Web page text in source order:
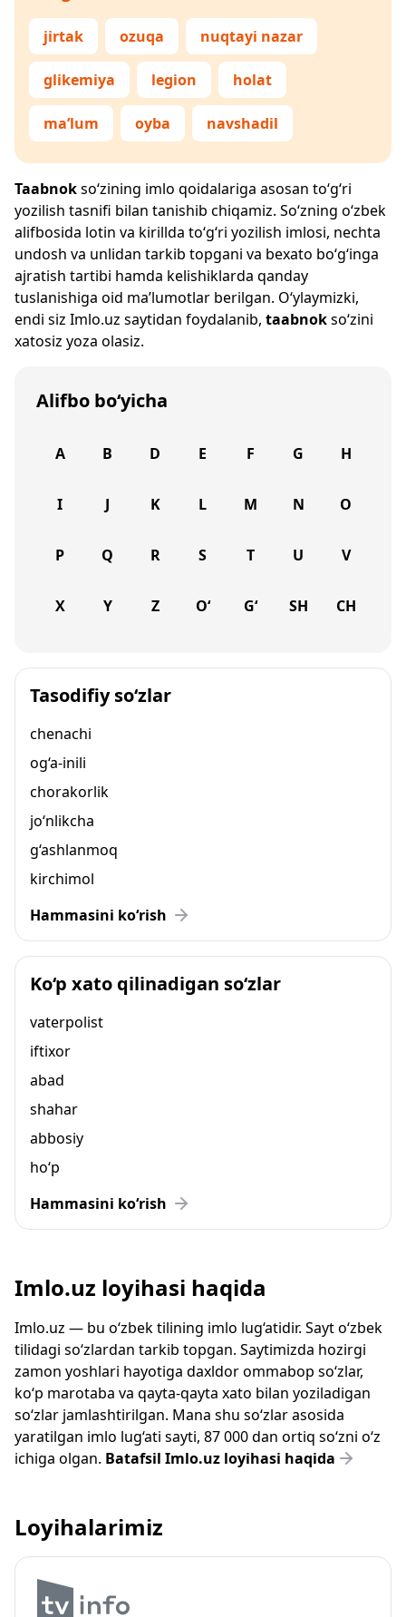
jirtak ozuqa nuqtayi nazar
glikemiya legion holat
ma’lum oyba navshadil
Taabnokso‘zining imlo qoidalariga asosan to‘g‘ri
yozilish tasnifi bilan tanishib chiqamiz. So‘zning o‘zbek
alifbosida lotin va kirillda to‘g‘ri yozilish imlosi, nechta
undosh va unlidan tarkib topgani va bexato bo‘g‘inga
ajratish tartibi hamda kelishiklarda qanday
tuslanishiga oid ma’lumotlar berilgan. O‘ylaymizki,
endi siz Imlo.uz saytidan foydalanib, taabnokso‘zini
xatosiz yoza olasiz.
Alifbo bo‘yicha
A B D E F G H
I J K L M N O
P Q R S T U V
X Y Z O‘ G‘ SH CH
Tasodifiy so‘zlar
chenachi
og‘a-inili
chorakorlik
jo‘nlikcha
g‘ashlanmoq
kirchimol
Hammasini ko‘rish
Ko‘p xato qilinadigan so‘zlar
vaterpolist
iftixor
abad
shahar
abbosiy
ho‘p
Hammasini ko‘rish
Imlo.uz loyihasi haqida
Imlo.uz — bu o‘zbek tilining imlo lug‘atidir. Sayt o‘zbek
tilidagi so‘zlardan tarkib topgan. Saytimizda hozirgi
zamon yoshlari hayotiga daxldor ommabop so‘zlar,
ko‘p marotaba va qayta-qayta xato bilan yoziladigan
so‘zlar jamlashtirilgan. Mana shu so‘zlar asosida
yaratilgan imlo lug‘ati sayti, 87 000 dan ortiq so‘zni o‘z
ichiga olgan. Batafsil Imlo.uz loyihasi haqida
Loyihalarimiz